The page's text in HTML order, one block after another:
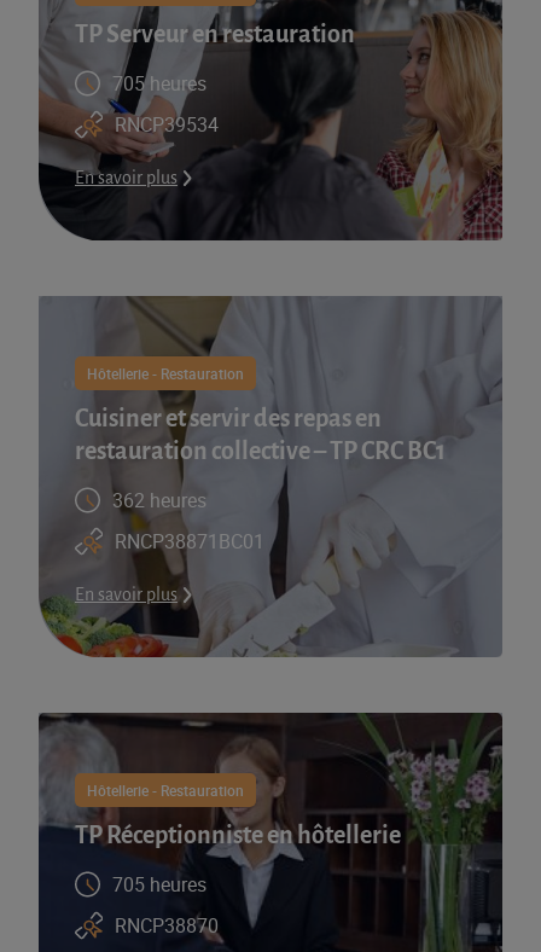
TP Serveur en restauration
705 heures
RNCP39534
En savoir plus
Hôtellerie - Restauration
Cuisiner et servir des repas en
restauration collective – TP CRC BC1
362 heures
RNCP38871BC01
En savoir plus
Hôtellerie - Restauration
TP Réceptionniste en hôtellerie
705 heures
RNCP38870